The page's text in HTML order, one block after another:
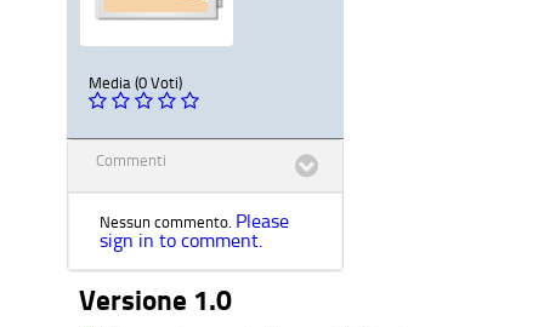
Media (0 Voti)
Commenti
Nessun commento. Please
sign in to comment.
Versione 1.0